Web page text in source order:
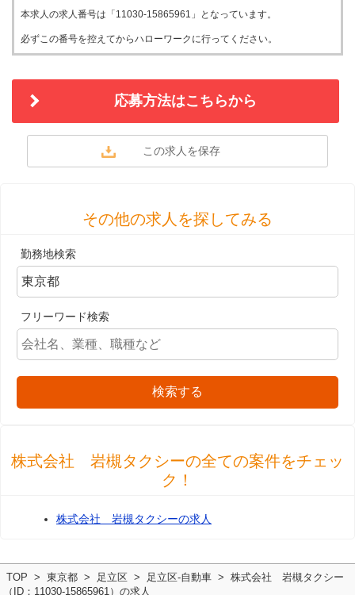
本求人の求人番号は「11030-15865961」となっています。
必ずこの番号を控えてからハローワークに行ってください。
応募方法はこちらから
その他の求人を探してみる
勤務地検索
フリーワード検索
検索する
株式会社 岩槻タクシーの全ての案件をチェッ
ク！
株式会社 岩槻タクシーの求人
TOP 東京都 足立区 足立区-自動車
株式会社 岩槻タクシー
（ID：11030-15865961）の求人